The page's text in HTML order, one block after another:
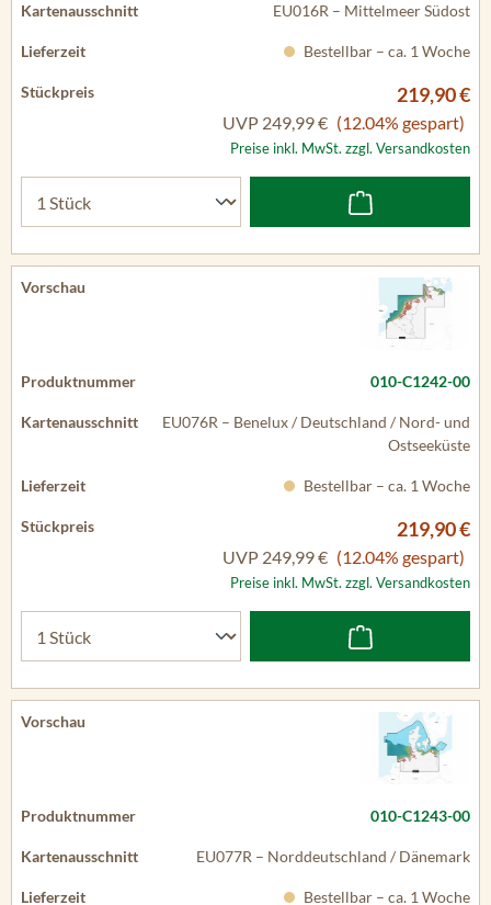
EU016R – Mittelmeer Südost
Bestellbar – ca. 1 Woche
219,90 €
UVP 249,99 € (12.04% gespart)
Preise inkl. MwSt. zzgl. Versandkosten
010-C1242-00
EU076R – Benelux / Deutschland / Nord- und
Ostseeküste
Bestellbar – ca. 1 Woche
219,90 €
UVP 249,99 € (12.04% gespart)
Preise inkl. MwSt. zzgl. Versandkosten
010-C1243-00
EU077R – Norddeutschland / Dänemark
Bestellbar – ca. 1 Woche